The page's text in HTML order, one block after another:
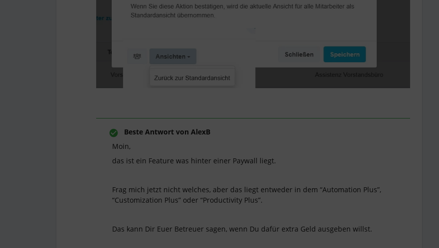
Beste Antwort von AlexB
Moin,
das ist ein Feature was hinter einer Paywall liegt.
Frag mich jetzt nicht welches, aber das liegt entweder in dem “Automation Plus”,
“Customization Plus” oder “Productivity Plus”.
Das kann Dir Euer Betreuer sagen, wenn Du dafür extra Geld ausgeben willst.